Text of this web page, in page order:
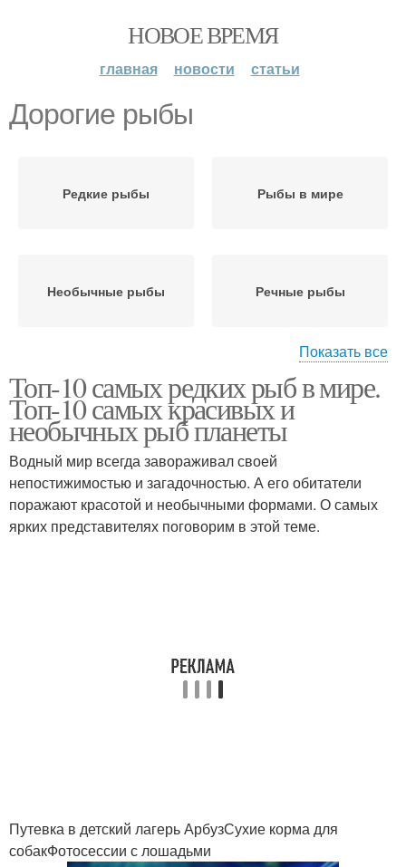
НОВОЕ ВРЕМЯ
главная новости статьи
Дорогие рыбы
Редкие рыбы Рыбы в мире
Необычные рыбы Речные рыбы
Дорогая рыба Рыба в мире
Красивые рыбы Редкая рыба
Показать все
Топ-10 самых редких рыб в мире.
Топ-10 самых красивых и
необычных рыб планеты
Водный мир всегда завораживал своей
непостижимостью и загадочностью. А его обитатели
поражают красотой и необычными формами. О самых
ярких представителях поговорим в этой теме.
Путевка в детский лагерь АрбузСухие корма для
собакФотосессии с лошадьми